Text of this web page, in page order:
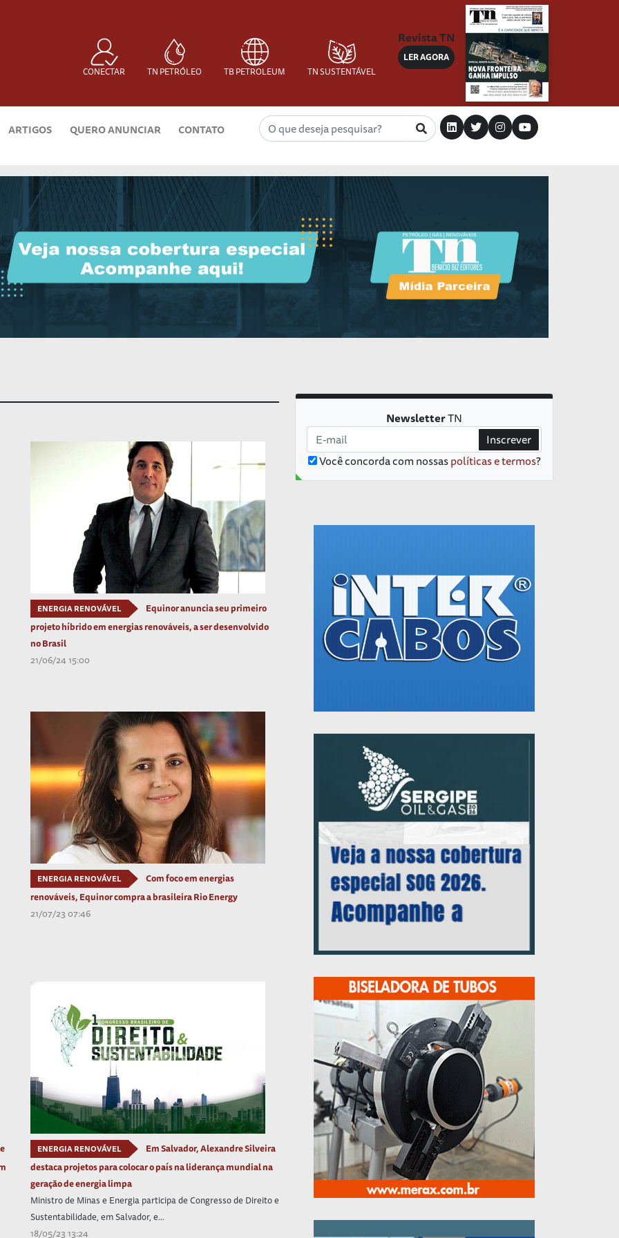
CONECTAR TN PETRÓLEO TB PETROLEUM TN SUSTENTÁVEL
Revista TN
LER AGORA
ARTIGOS QUERO ANUNCIAR CONTATO
ENERGIA RENOVÁVEL
Equinor anuncia seu primeiro
projeto híbrido em energias renováveis, a ser desenvolvido
no Brasil
21/06/24 15:00
ENERGIA RENOVÁVEL
Com foco em energias
renováveis, Equinor compra a brasileira Rio Energy
21/07/23 07:46
ENERGIA RENOVÁVEL
Em Salvador, Alexandre Silveira
destaca projetos para colocar o país na liderança mundial na
geração de energia limpa
Ministro de Minas e Energia participa de Congresso de Direito e
Sustentabilidade, em Salvador, e...
18/05/23 13:24
NewsletterTN
Você concorda com nossaspolíticas e termos?
Inscrever